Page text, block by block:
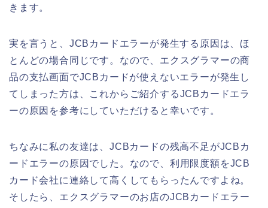
きます。
実を言うと、JCBカードエラーが発生する原因は、ほ
とんどの場合同じです。なので、エクスグラマーの商
品の支払画面でJCBカードが使えないエラーが発生し
てしまった方は、これからご紹介するJCBカードエラ
ーの原因を参考にしていただけると幸いです。
ちなみに私の友達は、JCBカードの残高不足がJCBカ
ードエラーの原因でした。なので、利用限度額をJCB
カード会社に連絡して高くしてもらったんですよね。
そしたら、エクスグラマーのお店のJCBカードエラー